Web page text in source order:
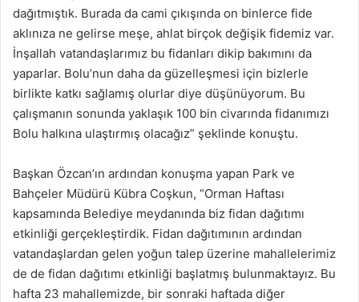
dağıtmıştık. Burada da cami çıkışında on binlerce fide
aklınıza ne gelirse meşe, ahlat birçok değişik fidemiz var.
İnşallah vatandaşlarımız bu fidanları dikip bakımını da
yaparlar. Bolu’nun daha da güzelleşmesi için bizlerle
birlikte katkı sağlamış olurlar diye düşünüyorum. Bu
çalışmanın sonunda yaklaşık 100 bin civarında fidanımızı
Bolu halkına ulaştırmış olacağız” şeklinde konuştu.
Başkan Özcan’ın ardından konuşma yapan Park ve
Bahçeler Müdürü Kübra Coşkun, “Orman Haftası
kapsamında Belediye meydanında biz fidan dağıtımı
etkinliği gerçekleştirdik. Fidan dağıtımının ardından
vatandaşlardan gelen yoğun talep üzerine mahallelerimiz
de de fidan dağıtımı etkinliği başlatmış bulunmaktayız. Bu
hafta 23 mahallemizde, bir sonraki haftada diğer